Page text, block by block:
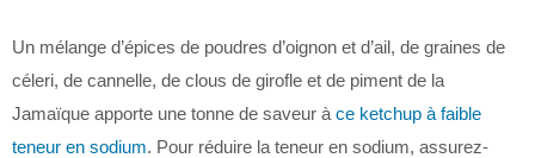
Un mélange d’épices de poudres d’oignon et d’ail, de graines de
céleri, de cannelle, de clous de girofle et de piment de la
Jamaïque apporte une tonne de saveur à ce ketchup à faible
teneur en sodium. Pour réduire la teneur en sodium, assurez-